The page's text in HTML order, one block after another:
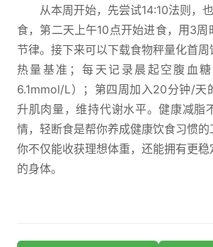
从本周开始，先尝试14:10法则，
食，第二天上午10点开始进食，用3周
节律。接下来可以下载食物秤量化首
热量基准；每天记录晨起空腹血
6.1mmol/L）；第四周加入20分钟/天
升肌肉量，维持代谢水平。健康减脂
情，轻断食是帮你养成健康饮食习惯的
你不仅能收获理想体重，还能拥有更
的身体。